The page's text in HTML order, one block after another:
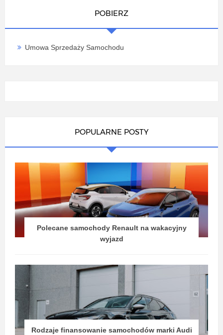
POBIERZ
Umowa Sprzedaży Samochodu
POPULARNE POSTY
Polecane samochody Renault na wakacyjny
wyjazd
Rodzaje finansowanie samochodów marki Audi